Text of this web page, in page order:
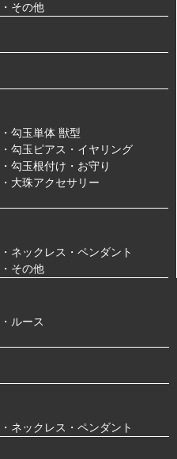
・その他
・勾玉単体 獣型
・勾玉ピアス・イヤリング
・勾玉根付け・お守り
・大珠アクセサリー
・ネックレス・ペンダント
・その他
・ルース
・ネックレス・ペンダント